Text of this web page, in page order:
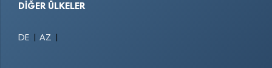
DIĞER ÜLKELER
DE AZ